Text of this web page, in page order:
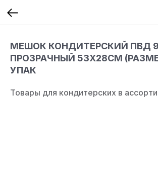
МЕШОК КОНДИТЕРСКИЙ ПВД
ПРОЗРАЧНЫЙ 53Х28СМ
УПАК
Товары для кондитерских в